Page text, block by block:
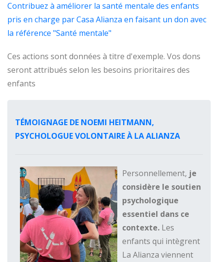
Contribuez à améliorer la santé mentale des enfants
pris en charge par Casa Alianza en faisant un don avec
la référence "Santé mentale"
Ces actions sont données à titre d'exemple. Vos dons
seront attribués selon les besoins prioritaires des
enfants
TÉMOIGNAGE DE NOEMI HEITMANN,
PSYCHOLOGUE VOLONTAIRE À LA ALIANZA
Personnellement, je
considère le soutien
psychologique
essentiel dans ce
contexte. Les
enfants qui intègrent
La Alianza viennent